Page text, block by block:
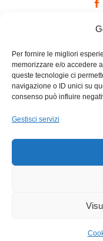
Per fornire le migliori
memorizzare e/o accedere
queste tecnologie ci
navigazione o ID unici su
consenso può influire
Gestisci servizi
Sci Club
sito